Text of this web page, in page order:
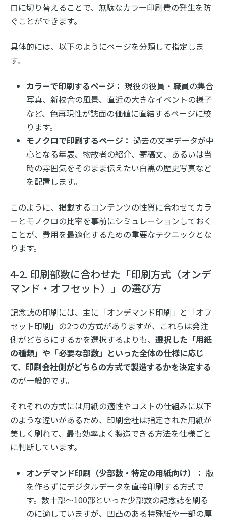
ロに切り替えることで、無駄なカラー印刷費の発生を防
ぐことができます。
具体的には、以下のようにページを分類して指定しま
す。
カラーで印刷するページ： 現役の役員・職員の集合
写真、新校舎の風景、直近の大きなイベントの様子
など、色再現性が誌面の価値に直結するページに絞
ります。
モノクロで印刷するページ： 過去の文字データが中
心となる年表、物故者の紹介、寄稿文、あるいは当
時の雰囲気をそのまま伝えたい白黒の歴史写真など
を配置します。
このように、掲載するコンテンツの性質に合わせてカラ
ーとモノクロの比率を事前にシミュレーションしておく
ことが、費用を最適化するための重要なテクニックとな
ります。
4-2. 印刷部数に合わせた「印刷方式（オンデ
マンド・オフセット）」の選び方
記念誌の印刷には、主に「オンデマンド印刷」と「オフ
セット印刷」の2つの方式がありますが、これらは発注
側がどちらにするかを選択するよりも、 選択した「用紙
の種類」や「必要な部数」といった全体の仕様に応じ
て、印刷会社側がどちらの方式で製造するかを決定する
のが一般的です。
それぞれの方式には用紙の適性やコストの仕組みに以下
のような違いがあるため、印刷会社は指定された用紙が
美しく刷れて、最も効率よく製造できる方法を仕様ごと
に判断しています。
オンデマンド印刷（少部数・特定の用紙向け）： 版
を作らずにデジタルデータを直接印刷する方式で
す。数十部〜100部といった少部数の記念誌を刷る
のに適していますが、凹凸のある特殊紙や一部の厚